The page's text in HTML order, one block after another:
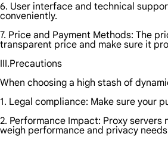
6. User interface and technical
conveniently.
7. Price and Payment Methods: The
transparent price and make sure it
III.Precautions
When choosing a high stash of
1. Legal compliance: Make sure your
2. Performance Impact: Proxy
weigh performance and privacy